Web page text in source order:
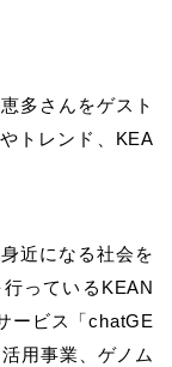
多さんをゲスト
トレンド、KEA
近になる社会を
っているKEAN
ービス「chatGE
用事業、ゲノム